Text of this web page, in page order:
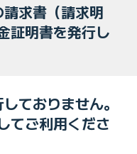
求書（請求明
証明書を発行し
ておりません。
てご利用くださ